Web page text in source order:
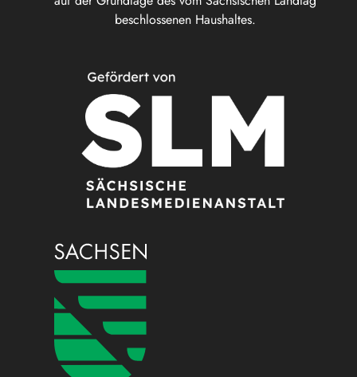
beschlossenen Haushaltes.